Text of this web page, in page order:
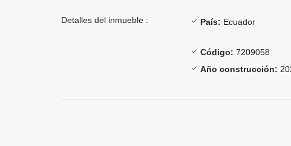
Detalles del inmueble : País: Ecuador
Código: 7209058
Año construcción: